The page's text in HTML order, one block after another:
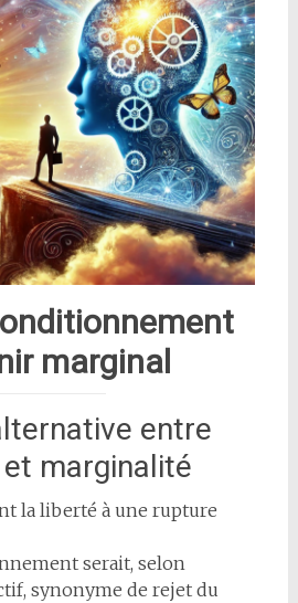
marginal
entre
marginalité
la liberté à une rupture
serait, selon
synonyme de rejet du